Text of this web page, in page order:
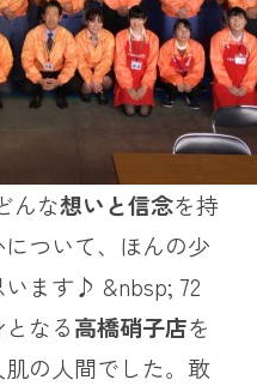
んな想いと信念を持
ついて、ほんの少
います♪ &nbsp; 72
なる高橋硝子店を
の人間でした。敢